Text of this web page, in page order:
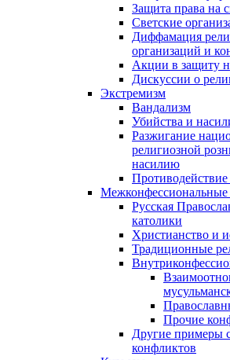
Защита права на
Светские
Диффамация
организаций и
Акции в защиту
Дискуссии о
Экстремизм
Вандализм
Убийства и
Разжигание
религиозной
насилию
Русская
католики
Христианство и
Традиционные
Прочие
Другие примеры
конфликтов